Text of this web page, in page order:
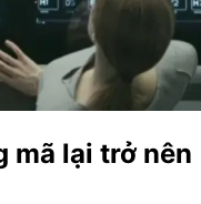
mã lại trở nên